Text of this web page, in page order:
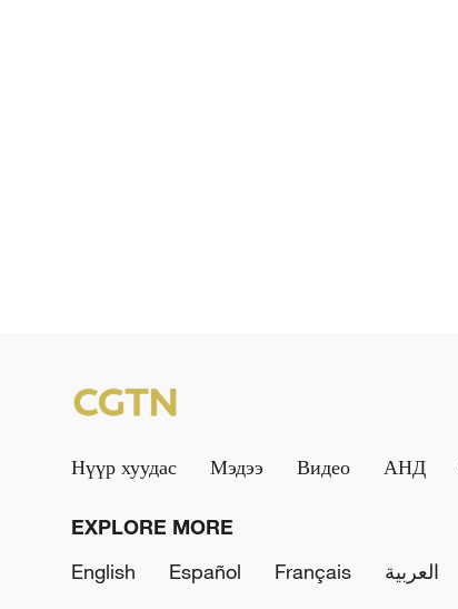
Нүүр хуудас Мэдээ Видео АНД
EXPLORE MORE
English
Español Français العربية